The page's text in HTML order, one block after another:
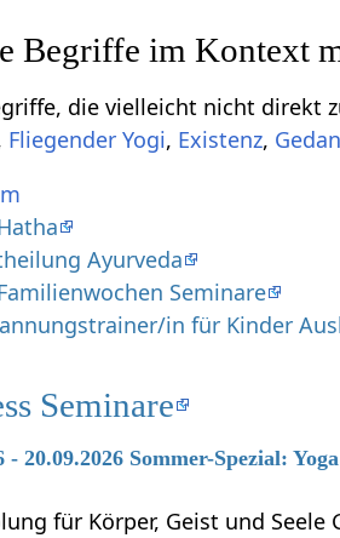
, Existenz,
Ayurveda
Seminare
in für Kinder
Seminare
- 20.09.2026 Sommer-Spezial:
für Körper, Geist und